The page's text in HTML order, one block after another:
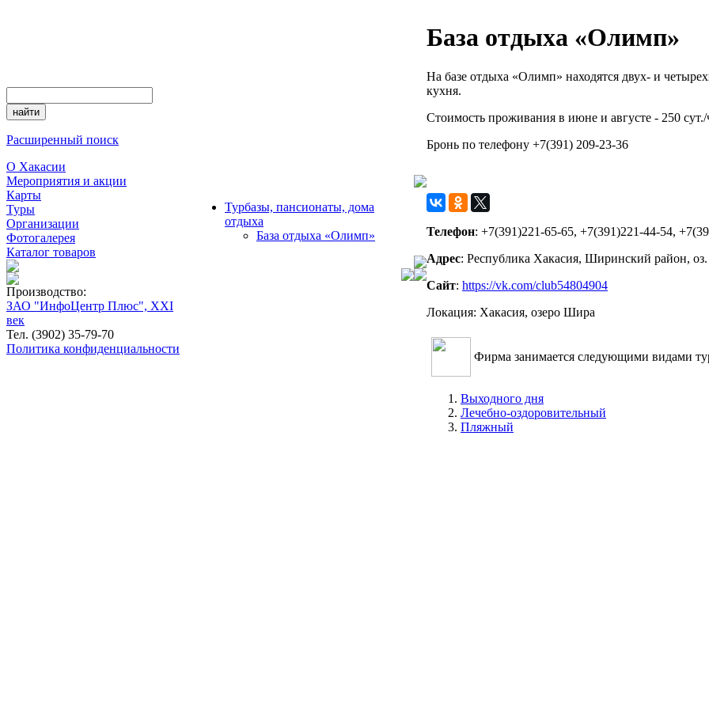
Расширенный поиск
О Хакасии
Мероприятия и акции
Карты
Туры
Организации
Фотогалерея
Каталог товаров
Производство:
ЗАО "ИнфоЦентр Плюс", XXI
век
Тел. (3902) 35-79-70
Политика конфиденциальности
Турбазы, пансионаты, дома
отдыха
База отдыха «Олимп»
База отдыха «Олимп»
На базе отдыха «Олимп» находятся двух- и
кухня.
Стоимость проживания в июне и августе - 250
Бронь по телефону +7(391) 209-23-36
Телефон: +7(391)221-65-65, +7(391)221-44-54,
Адрес: Республика Хакасия, Ширинский район,
Сайт: https://vk.com/club54804904
Локация: Хакасия, озеро Шира
Фирма занимается следующими видами
Выходного дня
Лечебно-оздоровительный
Пляжный